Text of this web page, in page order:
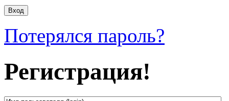
Потерялся пароль?
Регистрация!